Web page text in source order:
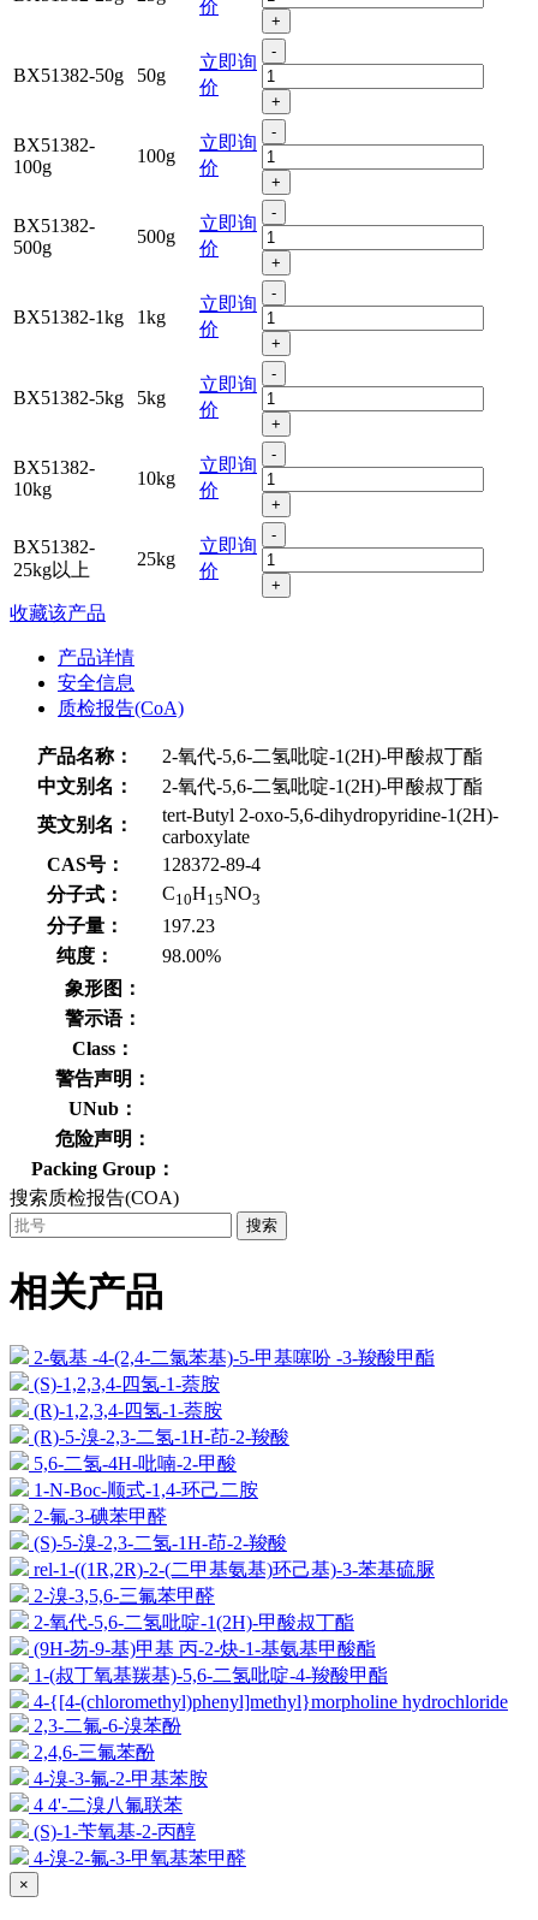
价
+
BX51382-50g 50g
立即询
价
-
+
BX51382-
100g
100g
立即询
价
-
+
BX51382-
500g
500g
立即询
价
-
+
BX51382-1kg 1kg
立即询
价
-
+
BX51382-5kg 5kg
立即询
价
-
+
BX51382-
10kg
10kg
立即询
价
-
+
BX51382-
25kg以上
25kg
立即询
价
-
+
收藏该产品
产品详情
安全信息
质检报告(CoA)
产品名称：
2-氧代-5,6-二氢吡啶-1(2H)-甲酸叔丁酯
中文别名：
2-氧代-5,6-二氢吡啶-1(2H)-甲酸叔丁酯
英文别名：
tert-Butyl 2-oxo-5,6-dihydropyridine-1(2H)-
carboxylate
CAS号：
128372-89-4
分子式：
C10H15NO3
分子量：
197.23
纯度：
98.00%
象形图：
警示语：
Class：
警告声明：
UNub：
危险声明：
Packing Group：
搜索质检报告(COA)
搜索
相关产品
2-氨基 -4-(2,4-二氯苯基)-5-甲基噻吩 -3-羧酸甲酯
(S)-1,2,3,4-四氢-1-萘胺
(R)-1,2,3,4-四氢-1-萘胺
(R)-5-溴-2,3-二氢-1H-茚-2-羧酸
5,6-二氢-4H-吡喃-2-甲酸
1-N-Boc-顺式-1,4-环己二胺
2-氟-3-碘苯甲醛
(S)-5-溴-2,3-二氢-1H-茚-2-羧酸
rel-1-((1R,2R)-2-(二甲基氨基)环己基)-3-苯基硫脲
2-溴-3,5,6-三氟苯甲醛
2-氧代-5,6-二氢吡啶-1(2H)-甲酸叔丁酯
(9H-芴-9-基)甲基 丙-2-炔-1-基氨基甲酸酯
1-(叔丁氧基羰基)-5,6-二氢吡啶-4-羧酸甲酯
4-{[4-(chloromethyl)phenyl]methyl}morpholine hydrochloride
2,3-二氟-6-溴苯酚
2,4,6-三氟苯酚
4-溴-3-氟-2-甲基苯胺
4 4'-二溴八氟联苯
(S)-1-苄氧基-2-丙醇
4-溴-2-氟-3-甲氧基苯甲醛
×